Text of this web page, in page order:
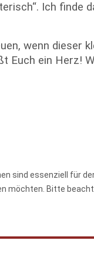
Ich finde
wenn dieser
Euch ein Herz!
sind essenziell für
möchten. Bitte